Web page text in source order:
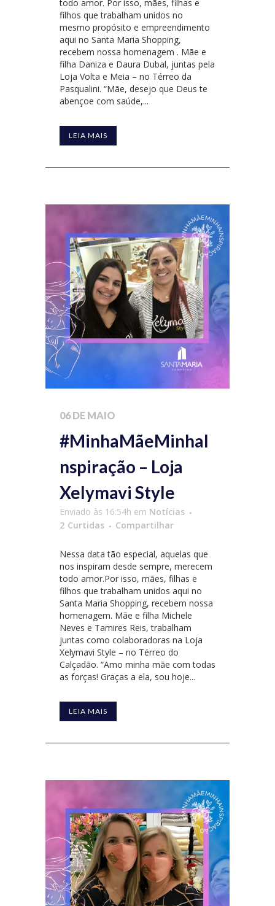
todo amor. Por isso, mães, filhas e
filhos que trabalham unidos no
mesmo propósito e empreendimento
aqui no Santa Maria Shopping,
recebem nossa homenagem . Mãe e
filha Daniza e Daura Dubal, juntas pela
Loja Volta e Meia – no Térreo da
Pasqualini. “Mãe, desejo que Deus te
abençoe com saúde,...
LEIA MAIS
06 DE MAIO
#MinhaMãeMinhaI
nspiração – Loja
Xelymavi Style
Enviado às 16:54h em Notícias
2 Curtidas Compartilhar
Nessa data tão especial, aquelas que
nos inspiram desde sempre, merecem
todo amor.Por isso, mães, filhas e
filhos que trabalham unidos aqui no
Santa Maria Shopping, recebem nossa
homenagem. Mãe e filha Michele
Neves e Tamires Reis, trabalham
juntas como colaboradoras na Loja
Xelymavi Style – no Térreo do
Calçadão. “Amo minha mãe com todas
as forças! Graças a ela, sou hoje...
LEIA MAIS